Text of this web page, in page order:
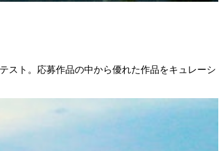
スト。応募作品の中から優れた作品をキュレーシ